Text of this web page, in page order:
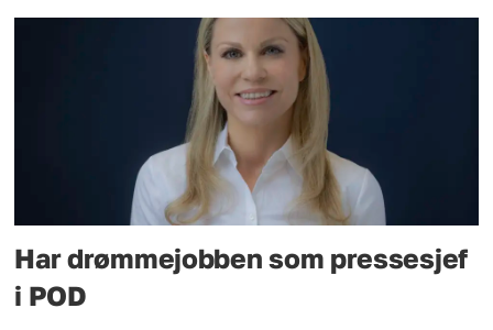
Har drømmejobben som pressesjef
i POD